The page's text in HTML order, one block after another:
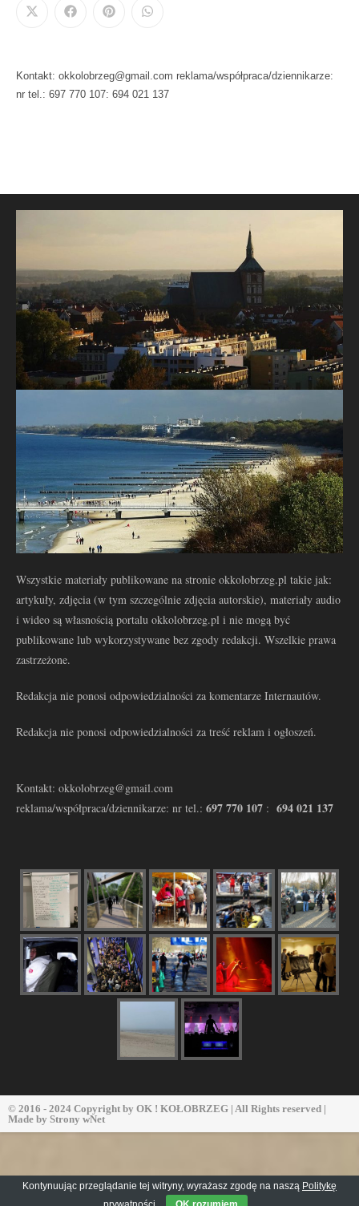
Kontakt: okkolobrzeg@gmail.com reklama/współpraca/dziennikarze:
nr tel.: 697 770 107: 694 021 137
Wszystkie materiały publikowane na stronie okkolobrzeg.pl takie jak:
artykuły, zdjęcia (w tym szczególnie zdjęcia autorskie), materiały audio
i wideo są własnością portalu okkolobrzeg.pl i nie mogą być
publikowane lub wykorzystywane bez zgody redakcji. Wszelkie prawa
zastrzeżone.
Redakcja nie ponosi odpowiedzialności za komentarze Internautów.
Redakcja nie ponosi odpowiedzialności za treść reklam i ogłoszeń.
Kontakt: okkolobrzeg@gmail.com
reklama/współpraca/dziennikarze: nr tel.: 697 770 107 : 694 021 137
© 2016 - 2024 Copyright by OK ! KOŁOBRZEG | All Rights reserved |
Made by Strony wNet
Kontynuując przeglądanie tej witryny, wyrażasz zgodę na naszą Politykę